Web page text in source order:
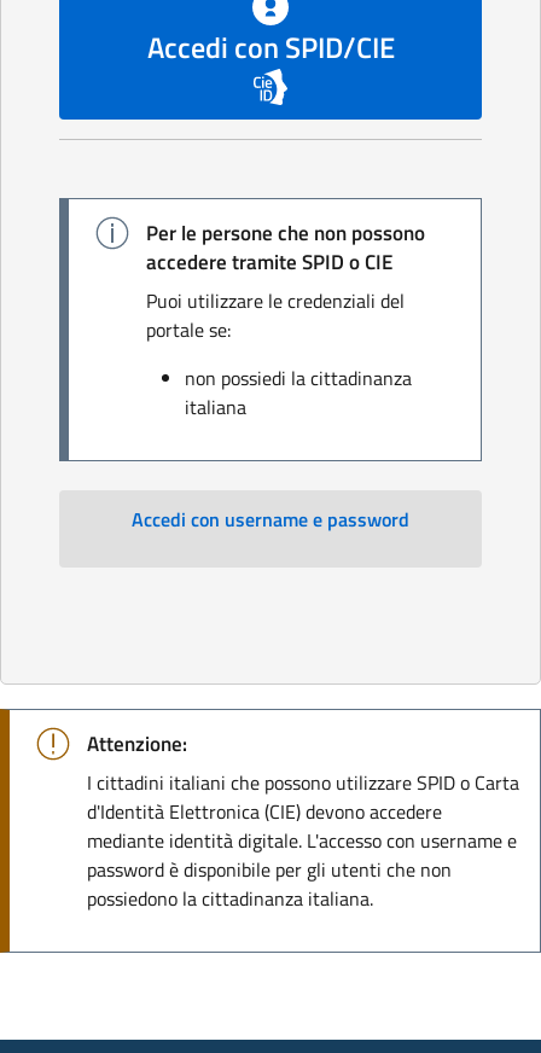
Accedi con SPID/CIE
Per le persone che non possono
accedere tramite SPID o CIE
Puoi utilizzare le credenziali del
portale se:
non possiedi la cittadinanza
italiana
Accedi con username e password
Attenzione:
I cittadini italiani che possono utilizzare SPID o Carta
d'Identità Elettronica (CIE) devono accedere
mediante identità digitale. L'accesso con username e
password è disponibile per gli utenti che non
possiedono la cittadinanza italiana.